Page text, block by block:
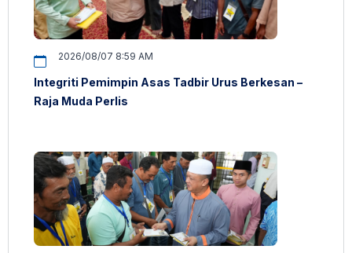
2026/08/07 8:59 AM
Integriti Pemimpin Asas Tadbir Urus Berkesan –
Raja Muda Perlis